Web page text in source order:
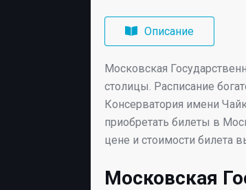
Описание
Московская
столицы. Расписание
Консерватория имени
приобретать билеты в
цене и стоимости билета
Московская